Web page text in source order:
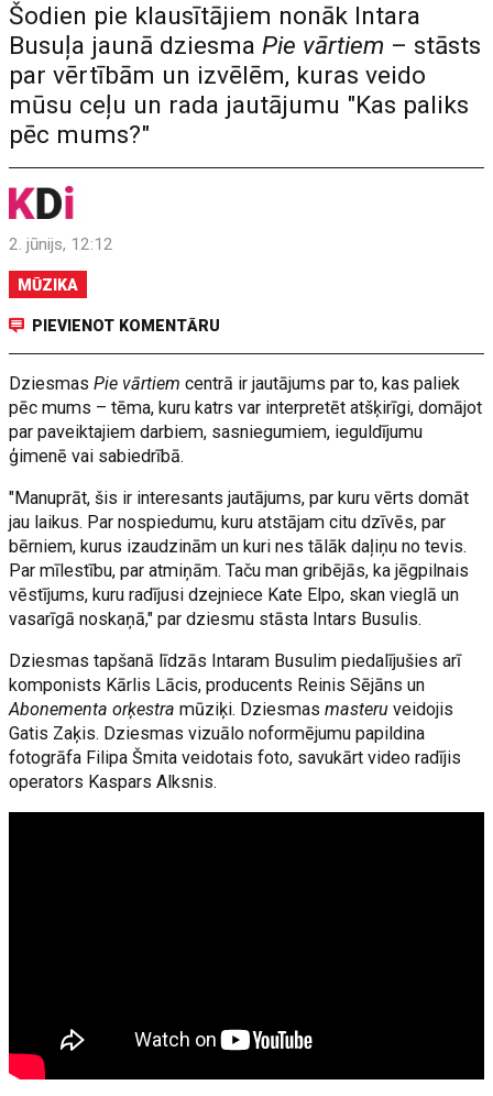
Šodien pie klausītājiem nonāk Intara
Busuļa jaunā dziesmaPie vārtiem – stāsts
par vērtībām un izvēlēm, kuras veido
mūsu ceļu un rada jautājumu "Kas paliks
pēc mums?"
2. jūnijs, 12:12
MŪZIKA
PIEVIENOT KOMENTĀRU
DziesmasPie vārtiem centrā ir jautājums par to, kas paliek
pēc mums – tēma, kuru katrs var interpretēt atšķirīgi, domājot
par paveiktajiem darbiem, sasniegumiem, ieguldījumu
ģimenē vai sabiedrībā.
"Manuprāt, šis ir interesants jautājums, par kuru vērts domāt
jau laikus. Par nospiedumu, kuru atstājam citu dzīvēs, par
bērniem, kurus izaudzinām un kuri nes tālāk daļiņu no tevis.
Par mīlestību, par atmiņām. Taču man gribējās, ka jēgpilnais
vēstījums, kuru radījusi dzejniece Kate Elpo, skan vieglā un
vasarīgā noskaņā," par dziesmu stāsta Intars Busulis.
Dziesmas tapšanā līdzās Intaram Busulim piedalījušies arī
komponists Kārlis Lācis, producents Reinis Sējāns un
Abonementa orķestra mūziķi. Dziesmasmasteru veidojis
Gatis Zaķis. Dziesmas vizuālo noformējumu papildina
fotogrāfa Filipa Šmita veidotais foto, savukārt video radījis
operators Kaspars Alksnis.